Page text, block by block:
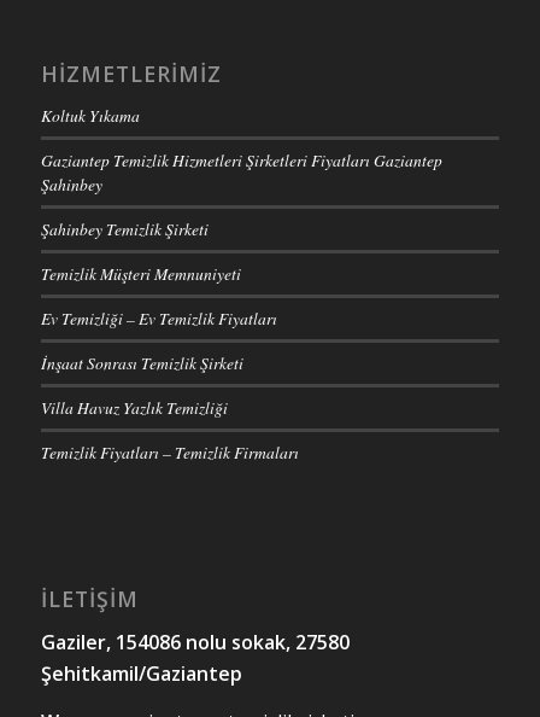
HIZMETLERIMIZ
Koltuk Yıkama
Gaziantep Temizlik Hizmetleri Şirketleri Fiyatları Gaziantep
Şahinbey
Şahinbey Temizlik Şirketi
Temizlik Müşteri Memnuniyeti
Ev Temizliği – Ev Temizlik Fiyatları
İnşaat Sonrası Temizlik Şirketi
Villa Havuz Yazlık Temizliği
Temizlik Fiyatları – Temizlik Firmaları
İLETİŞİM
Gaziler, 154086 nolu sokak, 27580
Şehitkamil/Gaziantep